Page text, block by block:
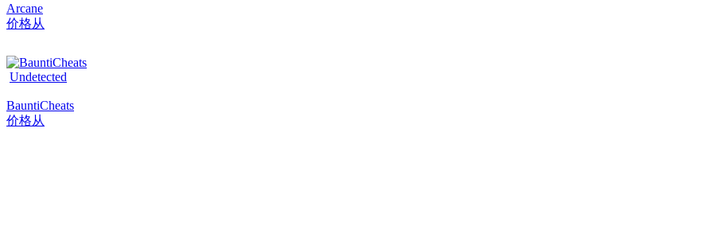
Arcane
价格从
Undetected
BauntiCheats
价格从